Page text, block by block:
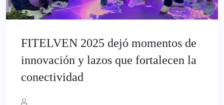
FITELVEN 2025 dejó momentos de
innovación y lazos que fortalecen la
conectividad